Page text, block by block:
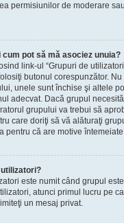
permisiunilor de moderare
pot să mă asociez unuia?
link-ul “Grupuri de
butonul corespunzător.
unele sunt închise şi altele
adecvat. Dacă grupul
grupului va trebui să
care doriţi să vă alăturaţi
pentru că are motive
este numit când grupul
atunci primul lucru pe
un mesaj privat.